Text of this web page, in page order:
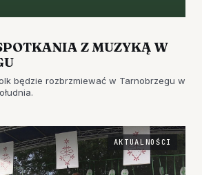
Z MUZYKĄ W
będzie rozbrzmiewać w Tarnobrzegu w
AKTUALNOŚCI